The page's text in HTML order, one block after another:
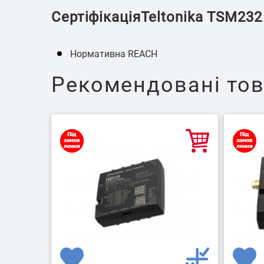
СертіфікаціяTeltonika TSM232
Нормативна REACH
Рекомендовані